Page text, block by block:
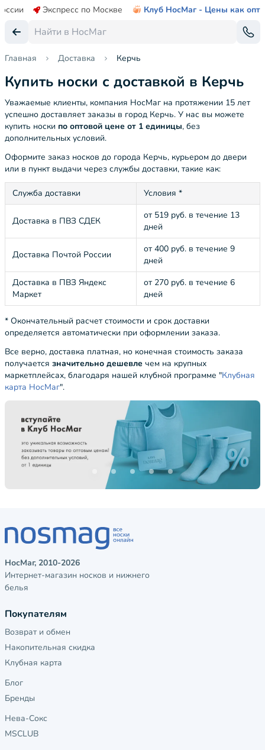
Экспресс по Москве Клуб НосМаг - Цены как опт
Главная Доставка Керчь
Купить носки с доставкой в Керчь
Уважаемые клиенты, компания НосМаг на протяжении 15 лет
успешно доставляет заказы в город Керчь. У нас вы можете
купить носки по оптовой цене от 1 единицы, без
дополнительных условий.
Оформите заказ носков до города Керчь, курьером до двери
или в пункт выдачи через службы доставки, такие как:
Служба доставки Условия *
Доставка в ПВЗ СДЕК
от 519 руб. в течение 13
дней
Доставка Почтой России
от 400 руб. в течение 9
дней
Доставка в ПВЗ Яндекс
Маркет
от 270 руб. в течение 6
дней
* Окончательный расчет стоимости и срок доставки
определяется автоматически при оформлении заказа.
Все верно, доставка платная, но конечная стоимость заказа
получается значительно дешевле чем на крупных
маркетплейсах, благодаря нашей клубной программе "Клубная
карта НосМаг".
НосМаг, 2010-2026
Интернет-магазин носков и нижнего
белья
Покупателям
Возврат и обмен
Накопительная скидка
Клубная карта
Блог
Бренды
Нева-Сокс
MSCLUB